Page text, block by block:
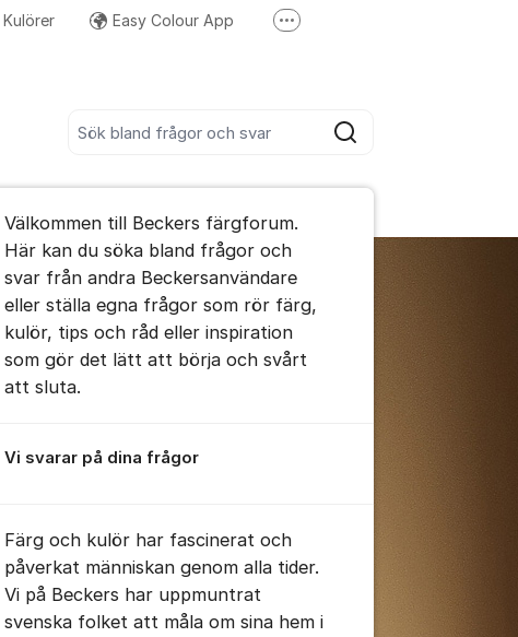
Sök
Kulörer Easy Colour App Fler supportlänkar
Välkommen till Beckers färgforum.
Här kan du söka bland frågor och
svar från andra Beckersanvändare
eller ställa egna frågor som rör färg,
kulör, tips och råd eller inspiration
som gör det lätt att börja och svårt
att sluta.
Vi svarar på dina frågor
Färg och kulör har fascinerat och
påverkat människan genom alla tider.
Vi på Beckers har uppmuntrat
svenska folket att måla om sina hem i